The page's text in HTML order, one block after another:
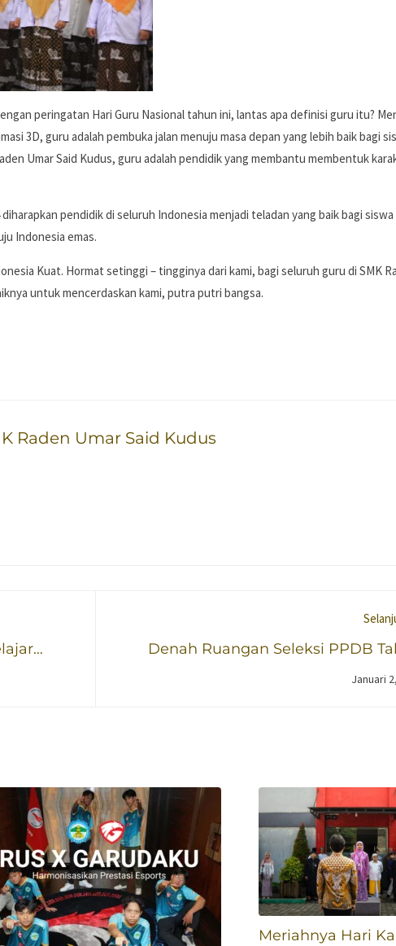
peringatan Hari Guru Nasional tahun ini, lantas apa definisi guru itu?
3D, guru adalah pembuka jalan menuju masa depan yang lebih baik bagi
Umar Said Kudus, guru adalah pendidik yang membantu membentuk
pendidik di seluruh Indonesia menjadi teladan yang baik bagi siswa
Indonesia emas.
Kuat. Hormat setinggi – tingginya dari kami, bagi seluruh guru di SMK
untuk mencerdaskan kami, putra putri bangsa.
Raden Umar Said Kudus
Denah Ruangan Seleksi PPDB
Pelajaran 2025/
Januari
Meriahnya Hari